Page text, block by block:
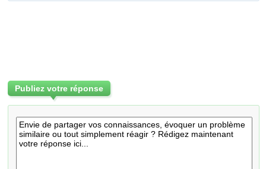
Publiez votre réponse